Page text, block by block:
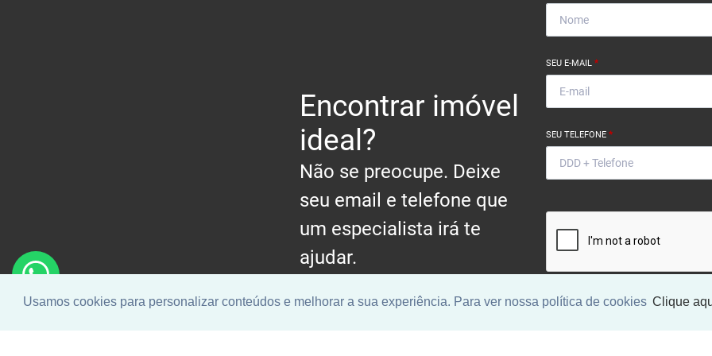
Usamos cookies para personalizar conteúdos e melhorar a sua experiência. Para ver nossa política de cookies Clique
Encontrar imóvel
ideal?
Não se preocupe. Deixe
seu email e telefone que
um especialista irá te
ajudar.
SEU E-MAIL *
SEU TELEFONE *